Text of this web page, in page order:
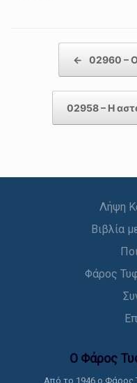
← 02960 –
02958 – Η
Λήψη
Βιβλία
Φάρος
Ο Φάρος
Από το 1946 ο Φάρος